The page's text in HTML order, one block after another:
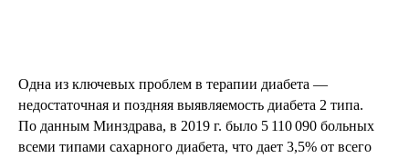
Одна из ключевых проблем в терапии диабета —
недостаточная и поздняя выявляемость диабета 2 типа.
По данным Минздрава, в 2019 г. было 5 110 090 больных
всеми типами сахарного диабета, что дает 3,5% от всего